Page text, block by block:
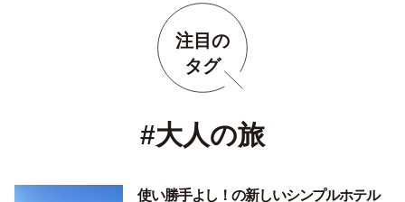
注目の
タグ
#大人の旅
使い勝手よし！の新しいシンプルホテル